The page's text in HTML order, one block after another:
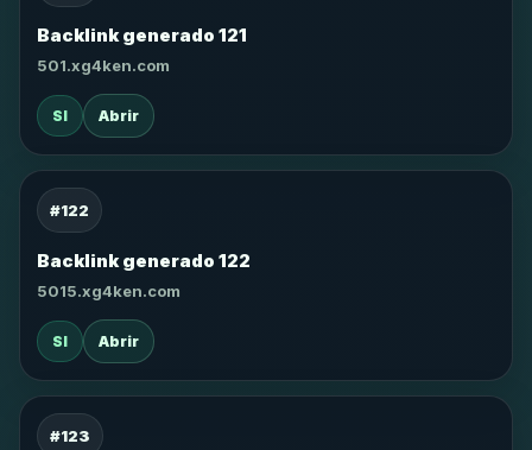
Backlink generado 121
501.xg4ken.com
SI Abrir
#122
Backlink generado 122
5015.xg4ken.com
SI Abrir
#123